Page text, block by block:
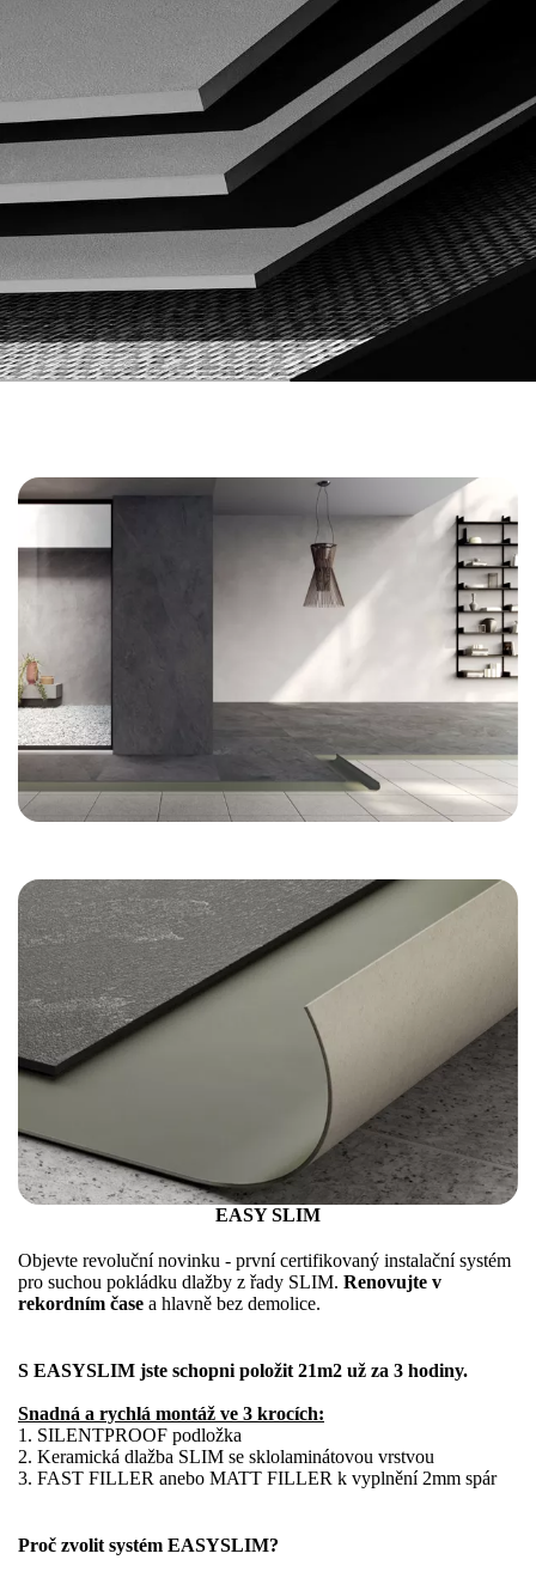
EASY SLIM
Objevte revoluční novinku - první certifikovaný instalační systém
pro suchou pokládku dlažby z řady SLIM. Renovujte v
rekordním čase a hlavně bez demolice.
S EASYSLIM jste schopni položit 21m2 už za 3 hodiny.
Snadná a rychlá montáž ve 3 krocích:
1. SILENTPROOF podložka
2. Keramická dlažba SLIM se sklolaminátovou vrstvou
3. FAST FILLER anebo MATT FILLER k vyplnění 2mm spár
Proč zvolit systém EASYSLIM?